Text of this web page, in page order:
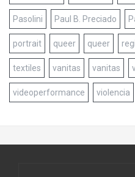
Pasolini Paul B. Preciado
portrait queer queer
textiles vanitas vanitas
videoperformance violencia